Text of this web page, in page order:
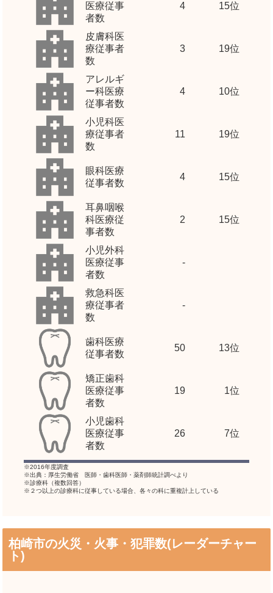
医療従事
者数
4 15位
皮膚科医
療従事者
数
3 19位
アレルギ
ー科医療
従事者数
4 10位
小児科医
療従事者
数
11 19位
眼科医療
従事者数
4 15位
耳鼻咽喉
科医療従
事者数
2 15位
小児外科
医療従事
者数
-
救急科医
療従事者
数
-
歯科医療
従事者数
50 13位
矯正歯科
医療従事
者数
19 1位
小児歯科
医療従事
者数
26 7位
※2016年度調査
※出典：厚生労働省 医師・歯科医師・薬剤師統計調べより
※診療科（複数回答）
※２つ以上の診療科に従事している場合、各々の科に重複計上している
柏崎市の火災・火事・犯罪数(レーダーチャー
ト)